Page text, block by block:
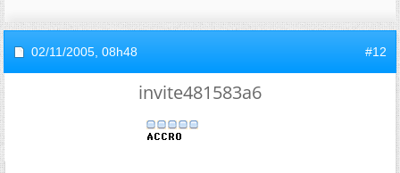
02/11/2005, 08h48 #12
invite481583a6